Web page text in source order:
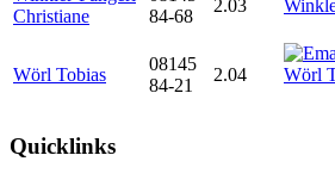
Christiane
84-68
2.03
Wörl Tobias
08145
84-21
2.04
Quicklinks